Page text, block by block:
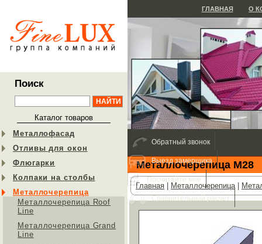
Поиск
Каталог товаров
Металлофасад
Отливы для окон
Флюгарки
Колпаки на столбы
Металлочерепица
Металлочерепица Roof
Line
Металлочерепица Grand
Line
ГЛАВНАЯ О
Металлочерепица М28
Главная Металлочерепица|
Обратный звонок
Выезд замерщика
Посчитайте мне
Сравнительный расчет